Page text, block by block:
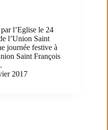
l’Eglise le 24
l’Union Saint
journée festive à
Saint François
2017